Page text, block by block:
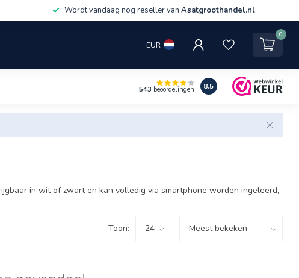
Wordt vandaag nog reseller van Asatgroothandel.nl
EUR
0
543 beoordelingen 8.5
in wit of zwart en kan volledig via smartphone worden ingeleerd,
Toon: